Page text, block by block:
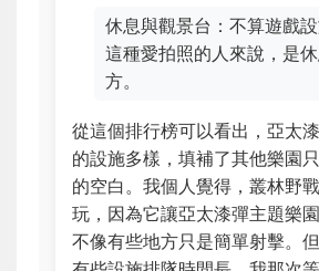
休息與觀景台：不算遊戲
這種愛拍照的人來說，是
方。
從這個排行榜可以看出，亞太
的設施多樣，填補了其他樂園
的空白。我個人覺得，叢林野
玩，因為它讓亞太漆彈主題樂
不像有些地方只是簡單射擊。